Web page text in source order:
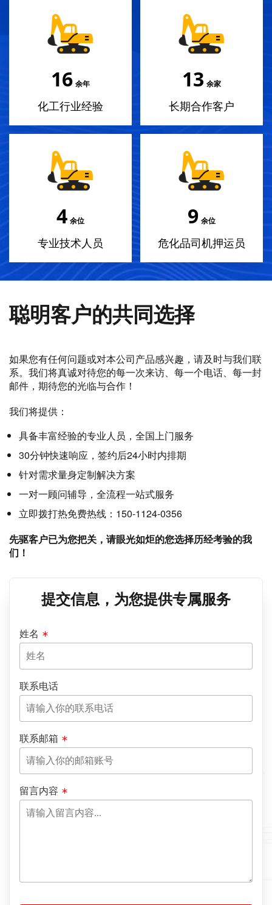
18 余年
化工行业经验
14 余家
长期合作客户
4 余位
专业技术人员
10 余位
危化品司机押运员
聪明客户的共同选择
如果您有任何问题或对本公司产品感兴趣，请及时与我们联
系。我们将真诚对待您的每一次来访、每一个电话、每一封
邮件，期待您的光临与合作！
我们将提供：
具备丰富经验的专业人员，全国上门服务
30分钟快速响应，签约后24小时内排期
针对需求量身定制解决方案
一对一顾问辅导，全流程一站式服务
立即拨打热免费热线：150-1124-0356
先驱客户已为您把关，请眼光如炬的您选择历经考验的我
们！
提交信息，为您提供专属服务
姓名
联系电话
联系邮箱
留言内容